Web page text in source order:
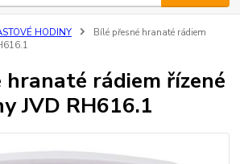
HODINY
Bílé přesné hranaté rádiem
hranaté rádiem řízené
JVD RH616.1